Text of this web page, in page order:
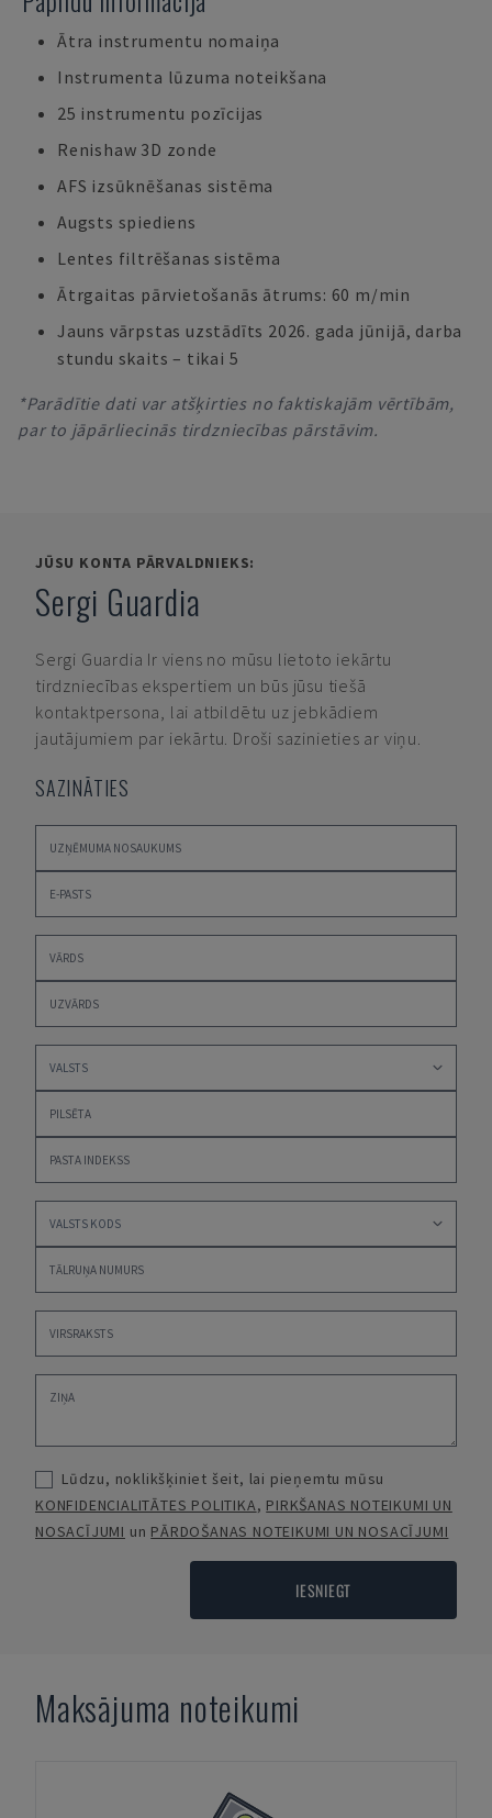
Ātra instrumentu nomaiņa
Instrumenta lūzuma noteikšana
25 instrumentu pozīcijas
Renishaw 3D zonde
AFS izsūknēšanas sistēma
Augsts spiediens
Lentes filtrēšanas sistēma
Ātrgaitas pārvietošanās ātrums: 60 m/min
Jauns vārpstas uzstādīts 2026. gada jūnijā, darba
stundu skaits – tikai 5
*Parādītie dati var atšķirties no faktiskajām vērtībām,
par to jāpārliecinās tirdzniecības pārstāvim.
JŪSU KONTA PĀRVALDNIEKS:
Sergi Guardia
Sergi Guardia Ir viens no mūsu lietoto iekārtu
tirdzniecības ekspertiem un būs jūsu tiešā
kontaktpersona, lai atbildētu uz jebkādiem
jautājumiem par iekārtu. Droši sazinieties ar viņu.
SAZINĀTIES
Lūdzu, noklikšķiniet šeit, lai pieņemtu mūsu
KONFIDENCIALITĀTES POLITIKA, PIRKŠANAS NOTEIKUMI UN
NOSACĪJUMI un PĀRDOŠANAS NOTEIKUMI UN NOSACĪJUMI
IESNIEGT
Maksājuma noteikumi